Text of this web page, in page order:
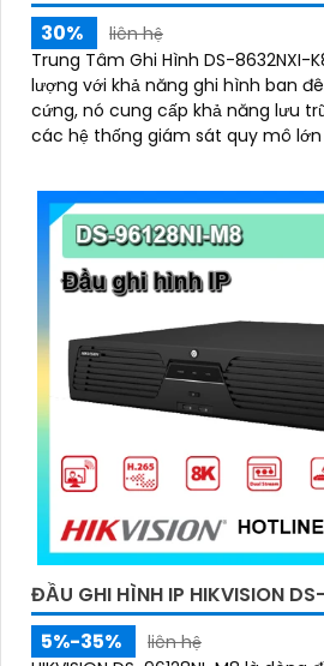
30%
liên hệ
Trung Tâm Ghi Hình DS-8632NXI-
lượng với khả năng ghi hình ban đêm rõ
cứng, nó cung cấp khả năng lưu
các hệ thống giám sát quy mô lớn
ĐẦU GHI HÌNH IP HIKVISION
5%-35%
liên hệ